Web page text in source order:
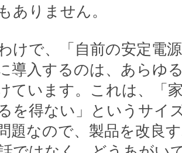
ありません。
けで、「自前の安定電
導入するのは、あらゆ
ています。これは、「
を得ない」というサイ
題なので、製品を改良